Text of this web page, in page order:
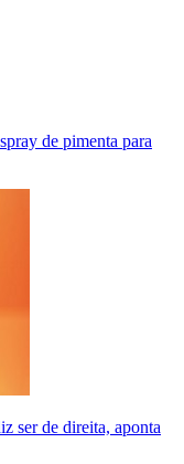
de pimenta para
ser de direita, aponta